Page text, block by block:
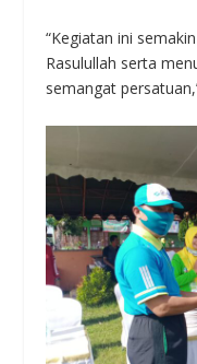
“Kegiatan ini
Rasulullah serta
semangat